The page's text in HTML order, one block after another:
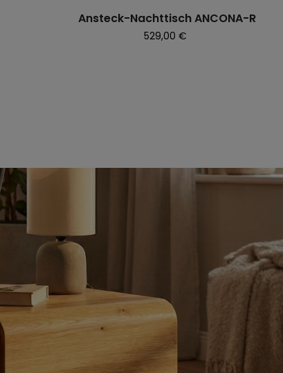
Ansteck-Nachttisch ANCONA-R
Preis
529,00 €